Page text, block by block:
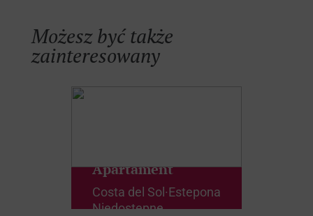
Możesz być także
zainteresowany
Apartament
Costa del Sol·Estepona
Niedostępne